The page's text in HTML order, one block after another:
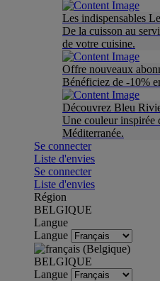
Les indispensables
De la cuisson au
de votre cuisine.
Offre nouveaux
Bénéficiez de -10%
Découvrez Bleu
Une couleur inspirée
Méditerranée.
Se connecter
Liste d'envies
Se connecter
Liste d'envies
Région
BELGIQUE
Langue
Langue
BELGIQUE
Langue